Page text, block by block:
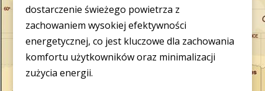
dostarczenie świeżego powietrza z
zachowaniem wysokiej efektywności
energetycznej, co jest kluczowe dla zachowania
komfortu użytkowników oraz minimalizacji
zużycia energii.